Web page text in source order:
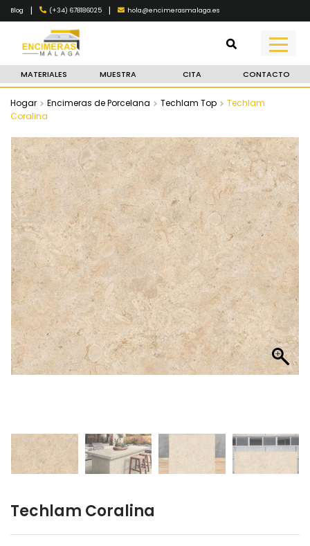
Blog | (+34) 678186025 | hola@encimerasmalaga.es
MATERIALES MUESTRA CITA CONTACTO
Hogar Encimeras de Porcelana Techlam Top
Techlam
Coralina
Techlam Coralina